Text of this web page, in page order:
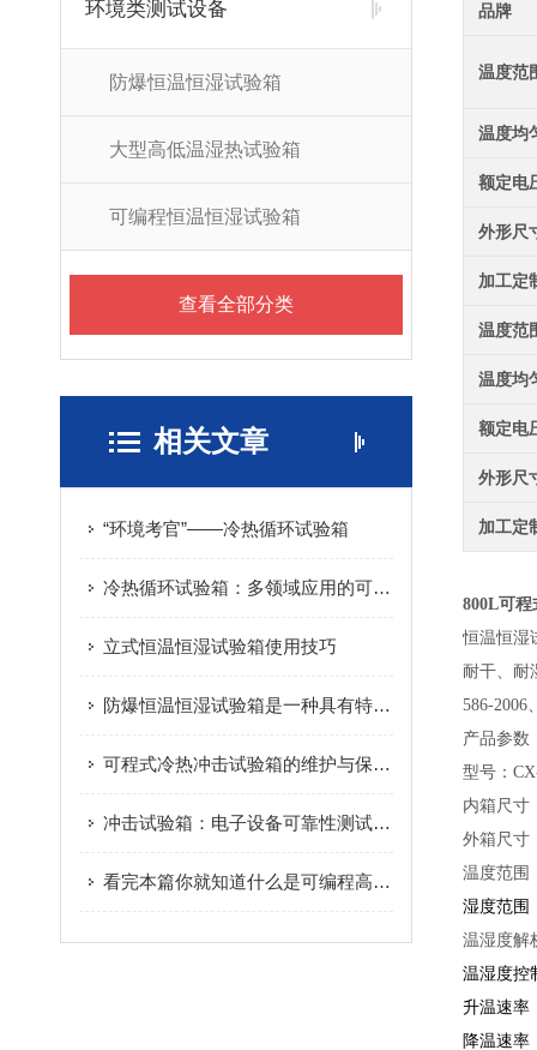
环境类测试设备
防爆恒温恒湿试验箱
大型高低温湿热试验箱
可编程恒温恒湿试验箱
查看全部分类
相关文章
“环境考官”——冷热循环试验箱
冷热循环试验箱：多领域应用的可靠性守护者
立式恒温恒湿试验箱使用技巧
防爆恒温恒湿试验箱是一种具有特殊功能和设计的试验设备
可程式冷热冲击试验箱的维护与保养指南
冲击试验箱：电子设备可靠性测试的核心装备与标准
看完本篇你就知道什么是可编程高低温湿热试验箱了
品牌
温度范
温度均
额定电
外形尺
加工定
温度范
温度均
额定电
外形尺
加工定
800L可
恒温恒湿
耐干、耐
586-2006
产品参数
型号：
内箱尺寸
外箱尺寸
温度范围
湿度范围
温湿度解
温湿度控
升温速率
降温速率